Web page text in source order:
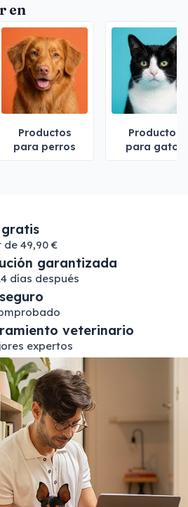
en
Productos
para perros
Productos
para gatos
gratis
49,90 €
garantizada
días después
veterinario
expertos